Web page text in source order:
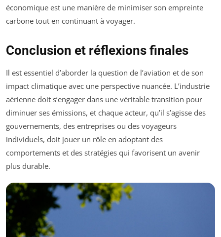
économique est une manière de minimiser son empreinte
carbone tout en continuant à voyager.
Conclusion et réflexions finales
Il est essentiel d’aborder la question de l’aviation et de son
impact climatique avec une perspective nuancée. L’industrie
aérienne doit s’engager dans une véritable transition pour
diminuer ses émissions, et chaque acteur, qu’il s’agisse des
gouvernements, des entreprises ou des voyageurs
individuels, doit jouer un rôle en adoptant des
comportements et des stratégies qui favorisent un avenir
plus durable.